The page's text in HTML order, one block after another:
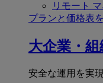
リモート
プランと価格表
大企業・組
安全な運用を実